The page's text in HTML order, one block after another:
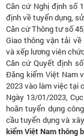
Căn cứ Nghị định số
định về tuyển dụng,
Căn cứ Thông tư số
Giao thông vận tải
và xếp lương viên
Căn cứ Quyết định
Đăng kiểm Việt Nam
2023 vào làm việc tại
Ngày 13/01/2023,
hoãn tuyển dụng
cầu tuyển dụng và
kiểm Việt Nam thông